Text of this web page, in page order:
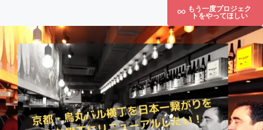
もう一度プロジェク
トをやってほしい